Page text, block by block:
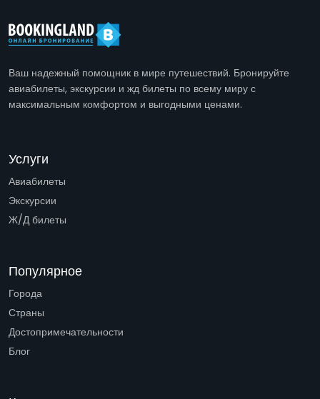
Ваш надежный помощник в мире путешествий. Бронируйте
авиабилеты, экскурсии и жд билеты по всему миру с
максимальным комфортом и выгодными ценами.
Услуги
Авиабилеты
Экскурсии
Ж/Д билеты
Популярное
Города
Страны
Достопримечательности
Блог